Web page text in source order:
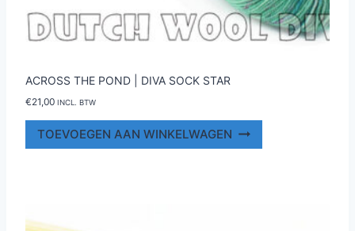
ACROSS THE POND | DIVA SOCK STAR
€21,00 INCL. BTW
TOEVOEGEN AAN WINKELWAGEN